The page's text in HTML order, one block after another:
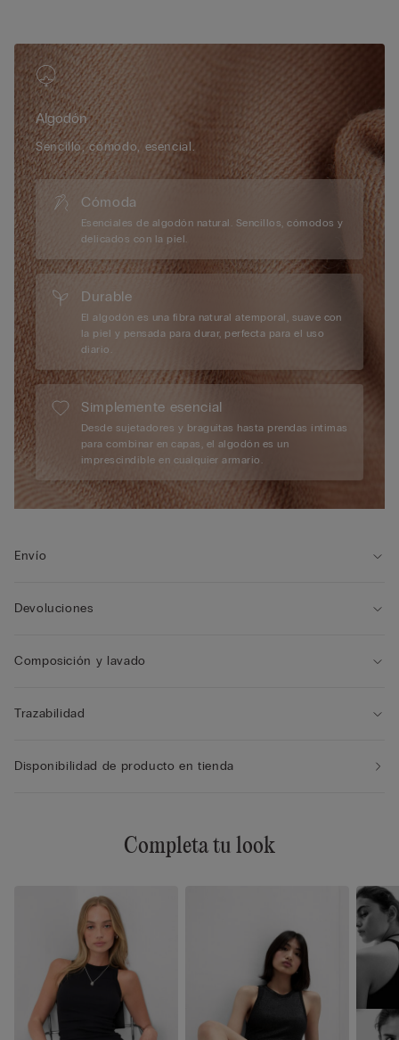
Algodón
Sencillo, cómodo, esencial.
Cómoda
Esenciales de algodón natural. Sencillos, cómodos y
delicados con la piel.
Durable
El algodón es una fibra natural atemporal, suave con
la piel y pensada para durar, perfecta para el uso
diario.
Simplemente esencial
Desde sujetadores y braguitas hasta prendas íntimas
para combinar en capas, el algodón es un
imprescindible en cualquier armario.
Envío
Devoluciones
Composición y lavado
Trazabilidad
Disponibilidad de producto en tienda
Completa tu look